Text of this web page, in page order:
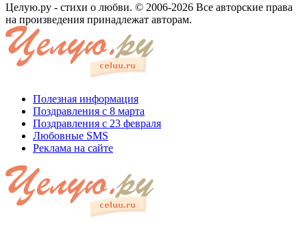
Целую.ру - стихи о любви. © 2006-2026 Все авторские права
на произведения принадлежат авторам.
Полезная информация
Поздравления с 8 марта
Поздравления с 23 февраля
Любовные SMS
Реклама на сайте